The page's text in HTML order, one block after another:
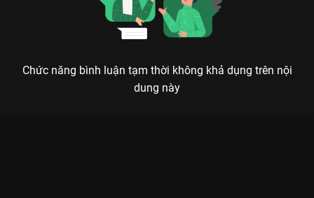
Chức năng bình luận tạm thời không khả dụng trên nội
dung này